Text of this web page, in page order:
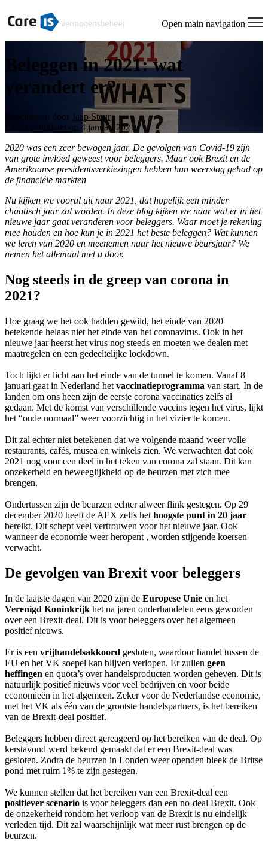
Open main navigation
Beleggen in 2021: wat
verandert er?
Geschreven door Jaap Steur
Laatst geüpdatet op 4 januari 2021
2020 was een zeer bewogen jaar. De gevolgen van Covid-19 zijn
van grote invloed geweest voor beleggers. Maar ook Brexit en de
Amerikaanse presidentsverkiezingen hebben hun weerslag gehad op
de financiële markten
Nu kijken we vooral uit naar 2021, dat hopelijk een minder
chaotisch jaar zal worden. In deze blog kijken we naar wat er in het
nieuwe jaar gaat veranderen voor beleggers. Waar moet je rekening
mee houden en hoe kun je in 2021 het beste beleggen? Wat kunnen
we leren van 2020 en meenemen naar het nieuwe beursjaar? We
nemen het allemaal met u door.
Nog steeds in de greep van corona in
2021?
Hoe graag we het ook hadden gewild, het einde van 2020
betekende helaas niet het einde van het coronavirus. Ook in het
nieuwe jaar heerst het virus nog steeds en moeten we dealen met
maatregelen en een gedeeltelijke lockdown.
Toch lijkt er licht aan het einde van de tunnel te komen. Vanaf 8
januari gaat in Nederland het vaccinatieprogramma van start. In de
landen om ons heen zijn de eerste corona vaccinaties zelfs al
gedaan. Met de komst van verschillende vaccins tegen het virus, lijkt
het “oude normaal” weer voorzichtig in het vizier te komen.
Dit zal echter niet betekenen dat we volgende maand weer volle
restaurants, cafés, musea en winkels zien. We verwachten dat ook
2021 nog voor een deel in het teken van corona zal staan. Dit kan
onzekerheid en beweeglijkheid op de beurzen met zich mee
brengen.
Ondertussen zijn de beurzen echter alweer flink gestegen. Op 29
december 2020 heeft de AEX zelfs het hoogste punt in 20 jaar
bereikt. Dit schept veel vertrouwen voor het nieuwe jaar. Ook
wanneer de economie weer heropent , worden stijgende koersen
verwacht.
De gevolgen van Brexit voor beleggers
In de laatste dagen van 2020 zijn de Europese Unie en het
Verenigd Koninkrijk het na jaren onderhandelen eens geworden
over een Brexit-deal. Dit is voor beleggers over het algemeen
positief nieuws.
Er is een vrijhandelsakkoord gesloten, waardoor handel tussen de
EU en het VK soepel kan blijven verlopen. Er zullen geen
heffingen en quota’s over handelsproducten worden geheven. Dit is
natuurlijk positief nieuws voor veel bedrijven en voor beide
economieën in het algemeen. Zeker voor de Nederlandse economie,
met het VK als één van de grootste handelspartners, is het bereiken
van de Brexit-deal positief.
Beleggers hebben direct gereageerd op het bereiken van de deal. Op
kerstavond werd bekend gemaakt dat er een Brexit-deal was
gesloten. Zodra de beurzen in Londen weer openden bleek de Britse
pond met ruim 1% te zijn gestegen.
We kunnen stellen dat het bereiken van een Brexit-deal een
positiever scenario is voor beleggers dan een no-deal Brexit. Ook
de onzekerheid rondom het verloop van de Brexit is nu eindelijk
verleden tijd. Dit zal waarschijnlijk wat meer rust brengen op de
beurzen.